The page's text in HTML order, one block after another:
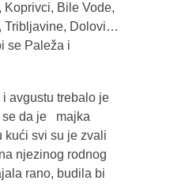
Koprivci, Bile Vode,
Tribljavine, Dolovi…
se Paleža i
i avgustu trebalo je
se da je majka
kući svi su je zvali
njezinog rodnog
rano, budila bi